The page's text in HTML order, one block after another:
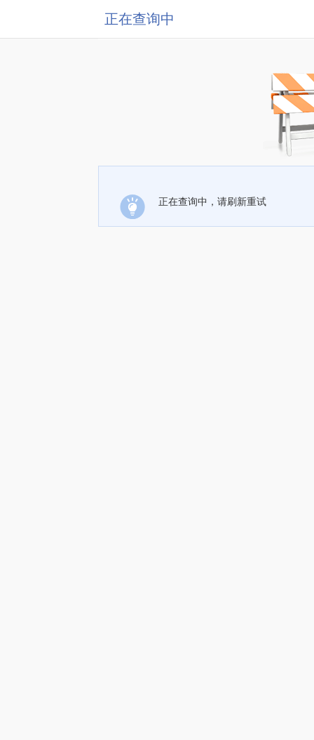
正在查询中
正在查询中，请刷新重试